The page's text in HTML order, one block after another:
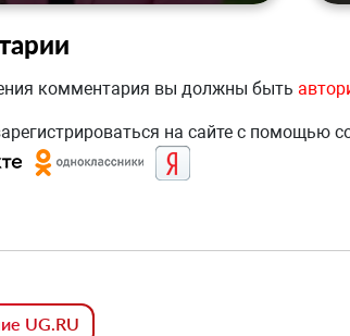
комментария вы должны быть
на сайте с помощью
UG.RU